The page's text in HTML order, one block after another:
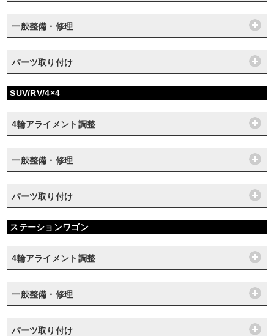
一般整備・修理
パーツ取り付け
SUV/RV/4×4
4輪アライメント調整
一般整備・修理
パーツ取り付け
ステーションワゴン
4輪アライメント調整
一般整備・修理
パーツ取り付け